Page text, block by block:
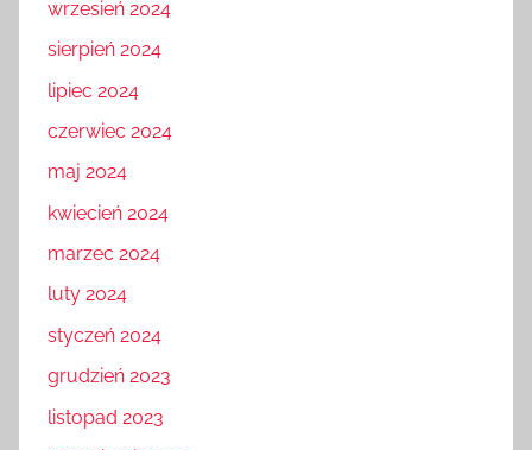
wrzesień 2024
sierpień 2024
lipiec 2024
czerwiec 2024
maj 2024
kwiecień 2024
marzec 2024
luty 2024
styczeń 2024
grudzień 2023
listopad 2023